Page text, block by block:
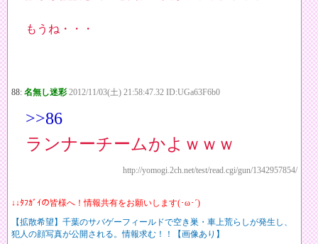
もうね・・・
88: 名無し迷彩 2012/11/03(土) 21:58:47.32 ID:UGa63F6b0
>>86
ランナーチームかよｗｗｗ
http://yomogi.2ch.net/test/read.cgi/gun/1342957854/
↓↓ﾀﾌｶﾞｲの皆様へ！情報共有をお願いします(･ω･´)
【拡散希望】千葉のサバゲーフィールドで空き巣・車上荒らしが発生し、
犯人の顔写真が公開される。情報求む！！【画像あり】